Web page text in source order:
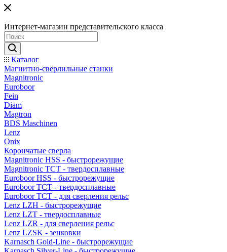
Интернет-магазин представительского класса
Каталог
Магнитно-сверлильные станки
Magnitronic
Euroboor
Fein
Diam
Magtron
BDS Maschinen
Lenz
Onix
Корончатые сверла
Magnitronic HSS - быстрорежущие
Magnitronic TCT - твердосплавные
Euroboor HSS - быстрорежущие
Euroboor TCT - твердосплавные
Euroboor TCT - для сверления рельс
Lenz LZH - быстрорежущие
Lenz LZT - твердосплавные
Lenz LZR - для сверления рельс
Lenz LZSK - зенковки
Karnasch Gold-Line - быстрорежущие